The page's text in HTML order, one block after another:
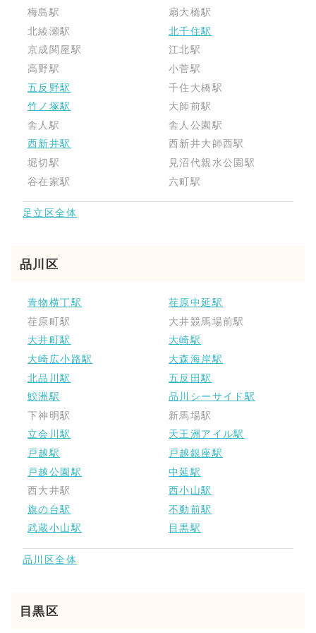
梅島駅
扇大橋駅
北綾瀬駅
北千住駅
京成関屋駅
江北駅
高野駅
小菅駅
五反野駅
千住大橋駅
竹ノ塚駅
大師前駅
舎人駅
舎人公園駅
西新井駅
西新井大師西駅
堀切駅
見沼代親水公園駅
谷在家駅
六町駅
足立区全体
品川区
青物横丁駅
荏原中延駅
荏原町駅
大井競馬場前駅
大井町駅
大崎駅
大崎広小路駅
大森海岸駅
北品川駅
五反田駅
鮫洲駅
品川シーサイド駅
下神明駅
新馬場駅
立会川駅
天王洲アイル駅
戸越駅
戸越銀座駅
戸越公園駅
中延駅
西大井駅
西小山駅
旗の台駅
不動前駅
武蔵小山駅
目黒駅
品川区全体
目黒区